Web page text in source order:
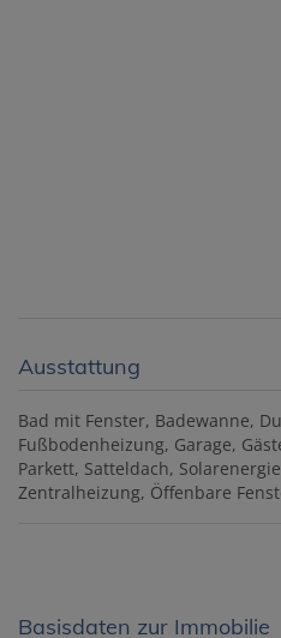
Ausstattung
Bad mit Fenster Badewanne
Fußbodenheizung Garage
Parkett Satteldach Solarenergie
Zentralheizung Öffenbare
Basisdaten zur Immobilie